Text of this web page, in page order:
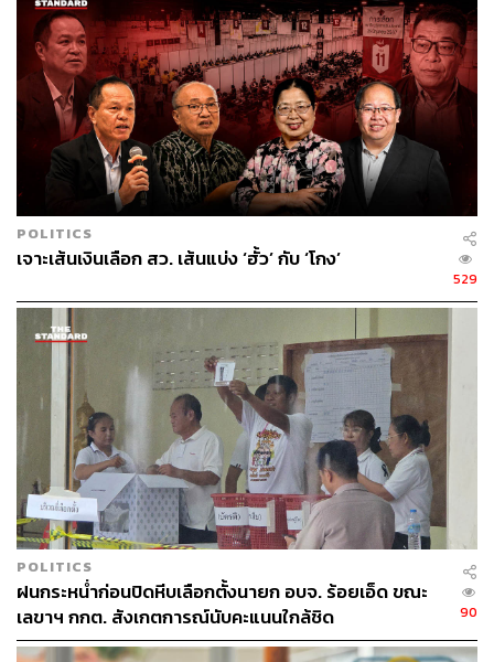
พร้อมทั้งยืนยันว่า แม้ผู้สมัครทั้ง 7 คนจะไม่ได้รับความเห็น
ชอบ แต่ก็ไม่กระทบกับโรดแมปการเลือกตั้ง เพราะ กกต. ชุด
เก่าก็ยังคงอยู่ปฏิบัติหน้าที่ต่อไป
ขณะที่การสรรหากรรมการการเลือกตั้งชุดใหม่ จะมีกรอบ
เวลาตามพระราชบัญญัติประกอบรัฐธรรมนูญว่าด้วย
กรรมการการเลือกตั้งคือ 90 วัน
TAGS: อู้ด เบื้องบน
เรืองวิทย์ เกษสุวรรณ
อิสสรีย์ หรรษาจรูญโรจน์
ฉัตรไชย จันทร์พรายศรี
สำนักงานคณะกรรมการการเลือกตั้ง (กกต.)
ปกรณ์ มหรรณพ
พีระศักดิ์ พอจิต
ฐากร ตัณฑสิทธิ์
ประชา เตรัตน์
สภานิติบัญญัติแห่งชาติ
สุรชัย เลี้ยงบุญเลิศชัย
30
POLITICS
เจาะเส้นเงินเลือก สว. เส้นแบ่ง ‘ฮั้ว’ กับ ‘โกง’
529
POLITICS
ฝนกระหน่ำก่อนปิดหีบเลือกตั้งนายก อบจ. ร้อยเอ็ด ขณะ
เลขาฯ กกต. สังเกตการณ์นับคะแนนใกล้ชิด
90